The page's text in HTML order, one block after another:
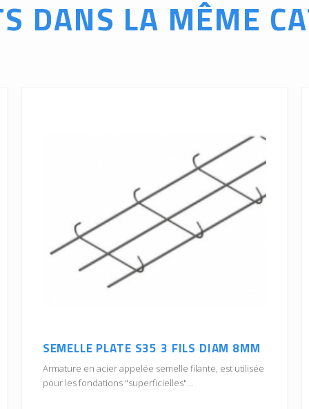
DANS LA MÊME
SEMELLE PLATE S35 3 FILS DIAM 8MM
Armature en acier appelée semelle filante, est utilisée
pour les fondations "superficielles"...